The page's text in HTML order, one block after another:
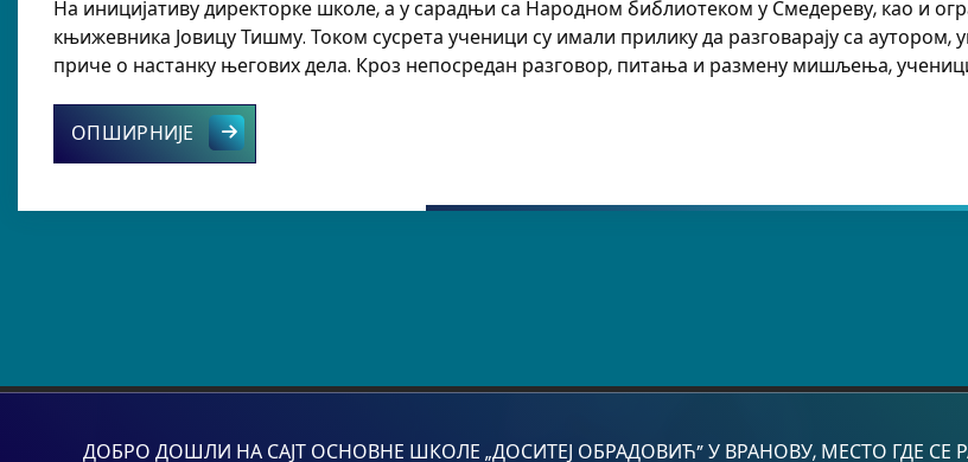
На иницијативу директорке школе, а у сарадњи са Народном библиотеком у Смедереву, као и
књижевника Јовицу Тишму. Током сусрета ученици су имали прилику да разговарају са
приче о настанку његових дела. Кроз непосредан разговор, питања и размену мишљења,
ОПШИРНИЈЕ Посета Јовице Тишме нашој школи
ДОБРО ДОШЛИ НА САЈТ ОСНОВНЕ ШКОЛЕ „ДОСИТЕЈ ОБРАДОВИЋ” У ВРАНОВУ, МЕСТО ГДЕ СЕ